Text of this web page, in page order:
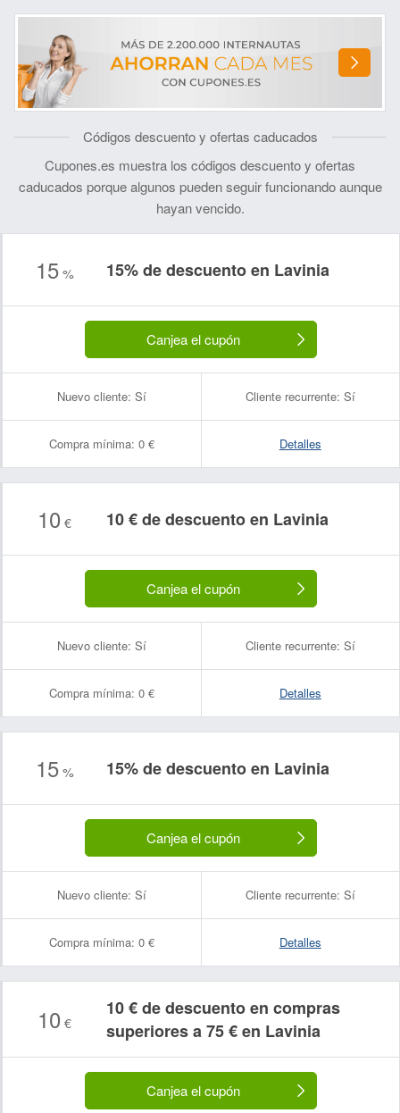
Códigos descuento y ofertas caducados
Cupones.es muestra los códigos descuento y ofertas
caducados porque algunos pueden seguir funcionando aunque
hayan vencido.
15 % 15% de descuento en Lavinia
Canjea el cupón
Nuevo cliente: Sí Cliente recurrente: Sí
Compra mínima: 0 € Detalles
10 € 10 € de descuento en Lavinia
Canjea el cupón
Nuevo cliente: Sí Cliente recurrente: Sí
Compra mínima: 0 € Detalles
15 % 15% de descuento en Lavinia
Canjea el cupón
Nuevo cliente: Sí Cliente recurrente: Sí
Compra mínima: 0 € Detalles
10 €
10 € de descuento en compras
superiores a 75 € en Lavinia
Canjea el cupón